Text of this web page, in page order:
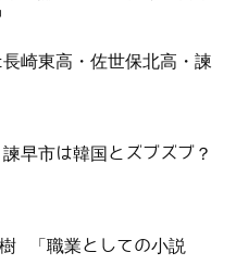
崎東高・佐世保北高・諫
早市は韓国とズブズブ？
「職業としての小説